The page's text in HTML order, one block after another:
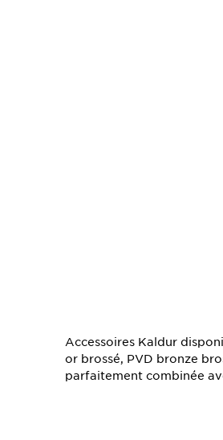
Accessoires Kaldur
or brossé, PVD bronze
parfaitement combinée